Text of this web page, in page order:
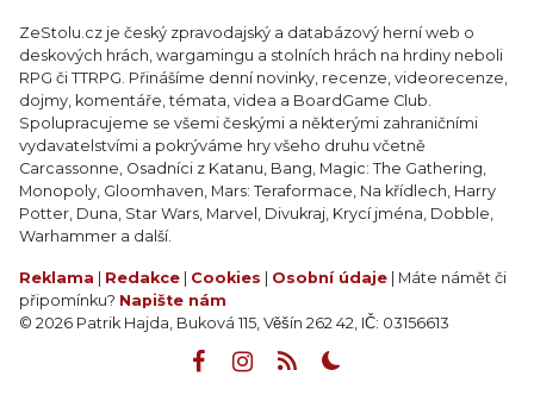
ZeStolu.cz je český zpravodajský a databázový herní web o
deskových hrách, wargamingu a stolních hrách na hrdiny neboli
RPG či TTRPG. Přinášíme denní novinky, recenze, videorecenze,
dojmy, komentáře, témata, videa a BoardGame Club.
Spolupracujeme se všemi českými a některými zahraničními
vydavatelstvími a pokrýváme hry všeho druhu včetně
Carcassonne, Osadníci z Katanu, Bang, Magic: The Gathering,
Monopoly, Gloomhaven, Mars: Teraformace, Na křídlech, Harry
Potter, Duna, Star Wars, Marvel, Divukraj, Krycí jména, Dobble,
Warhammer a další.
Reklama Redakce Cookies Osobní údaje | Máte námět či
připomínku? Napište nám
© 2026 Patrik Hajda, Buková 115, Věšín 262 42, IČ: 03156613